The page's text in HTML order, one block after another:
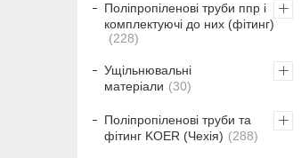
Поліпропіленові труби ппр і
комплектуючі до них (фітинг)
228
Ущільнювальні
матеріали
30
Поліпропіленові труби та
фітинг KOER (Чехія)
288